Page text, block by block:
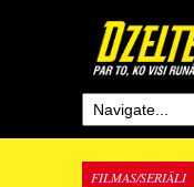
FILMAS/SERIĀLI